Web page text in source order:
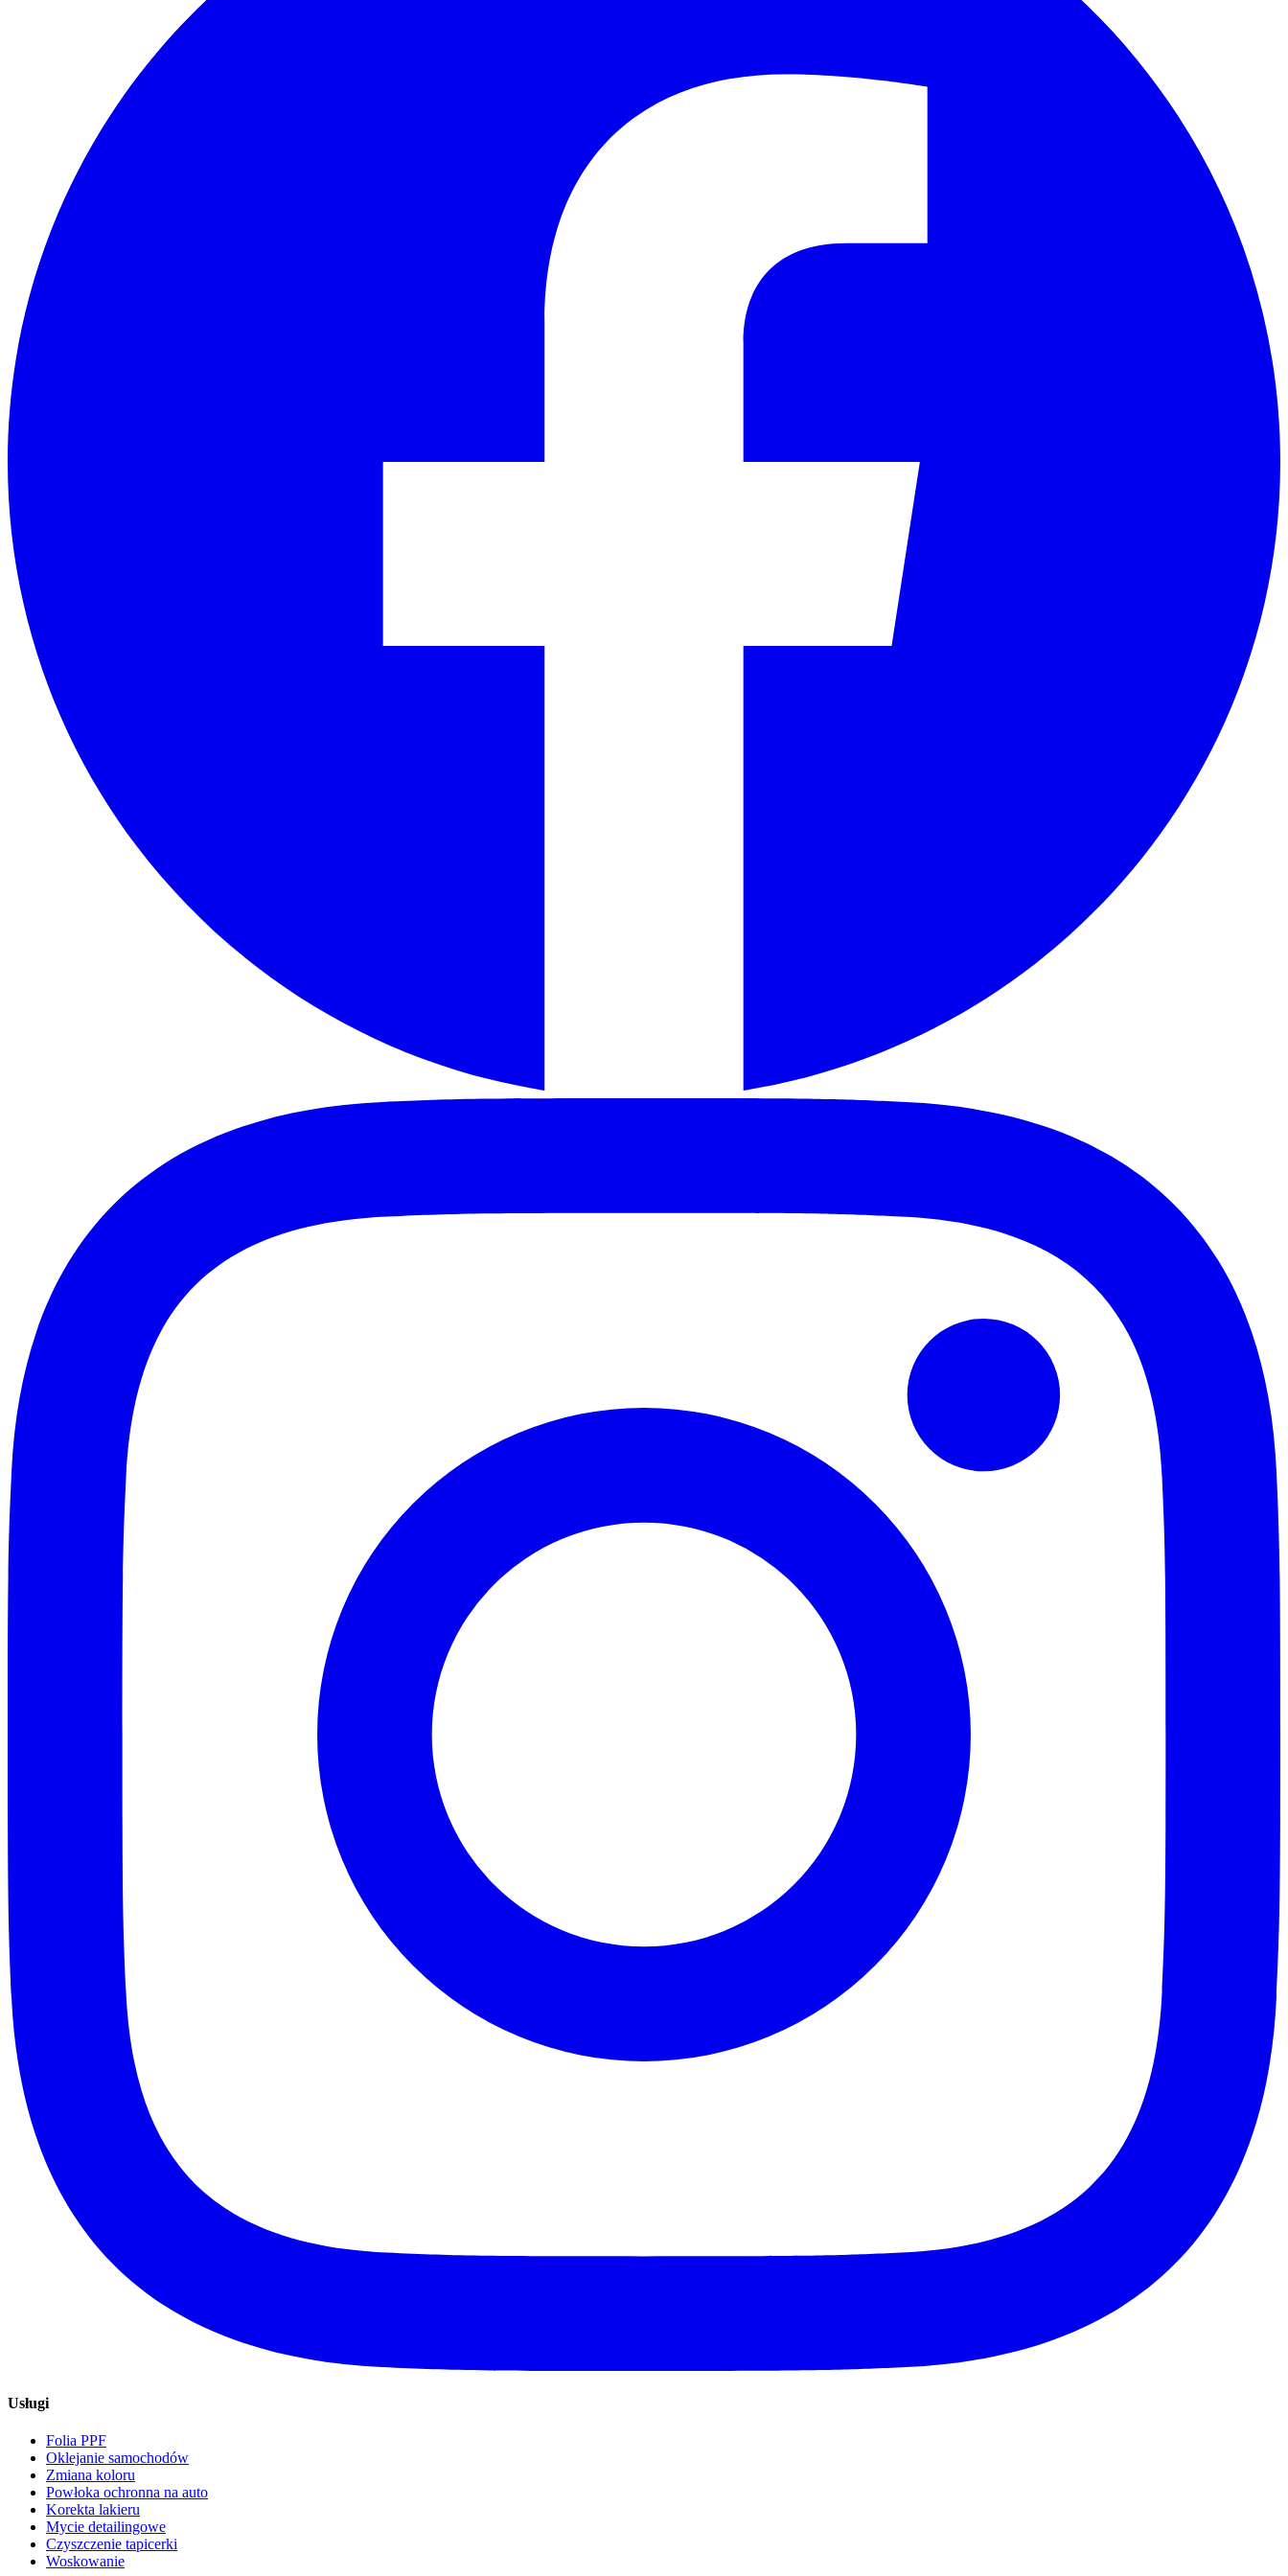
Usługi
Folia PPF
Oklejanie samochodów
Zmiana koloru
Powłoka ochronna na auto
Korekta lakieru
Mycie detailingowe
Czyszczenie tapicerki
Woskowanie